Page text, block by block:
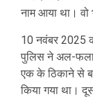
नाम आया था। वो
10 नवंबर 2025
पुलिस ने अल-
एक के ठिकाने से
किया गया था।